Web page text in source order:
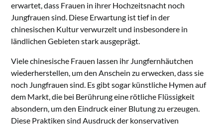
erwartet, dass Frauen in ihrer Hochzeitsnacht noch
Jungfrauen sind. Diese Erwartung ist tief in der
chinesischen Kultur verwurzelt und insbesondere in
ländlichen Gebieten stark ausgeprägt.
Viele chinesische Frauen lassen ihr Jungfernhäutchen
wiederherstellen, um den Anschein zu erwecken, dass sie
noch Jungfrauen sind. Es gibt sogar künstliche Hymen auf
dem Markt, die bei Berührung eine rötliche Flüssigkeit
absondern, um den Eindruck einer Blutung zu erzeugen.
Diese Praktiken sind Ausdruck der konservativen